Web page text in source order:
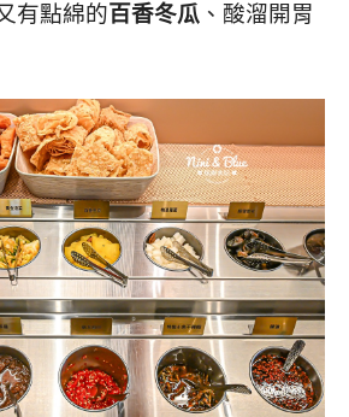
有點綿的百香冬瓜 、酸溜開胃